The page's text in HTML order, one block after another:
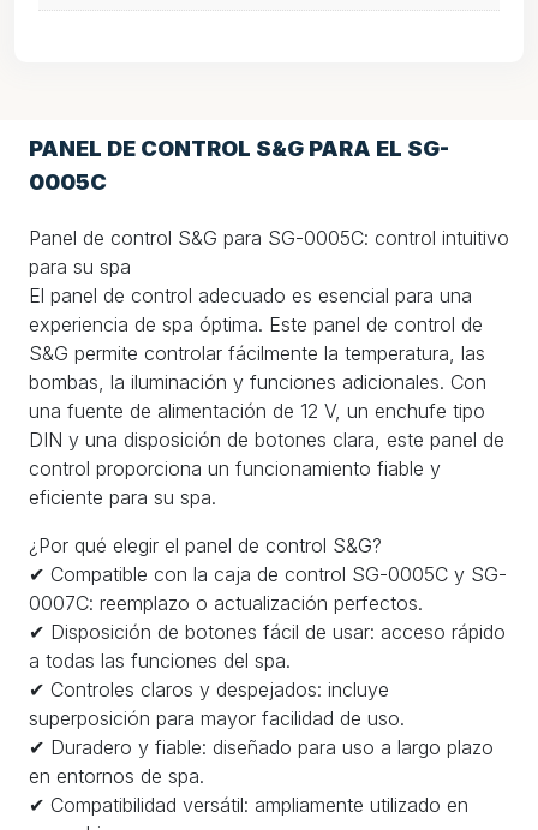
PANEL DE CONTROL S&G PARA EL SG-
0005C
Panel de control S&G para SG-0005C: control intuitivo
para su spa
El panel de control adecuado es esencial para una
experiencia de spa óptima. Este panel de control de
S&G permite controlar fácilmente la temperatura, las
bombas, la iluminación y funciones adicionales. Con
una fuente de alimentación de 12 V, un enchufe tipo
DIN y una disposición de botones clara, este panel de
control proporciona un funcionamiento fiable y
eficiente para su spa.
¿Por qué elegir el panel de control S&G?
✔ Compatible con la caja de control SG-0005C y SG-
0007C: reemplazo o actualización perfectos.
✔ Disposición de botones fácil de usar: acceso rápido
a todas las funciones del spa.
✔ Controles claros y despejados: incluye
superposición para mayor facilidad de uso.
✔ Duradero y fiable: diseñado para uso a largo plazo
en entornos de spa.
✔ Compatibilidad versátil: ampliamente utilizado en